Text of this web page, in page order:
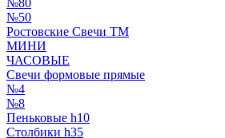
№80
№50
Ростовские Свечи ТМ
МИНИ
ЧАСОВЫЕ
Свечи формовые прямые
№4
№8
Пеньковые h10
Столбики h35